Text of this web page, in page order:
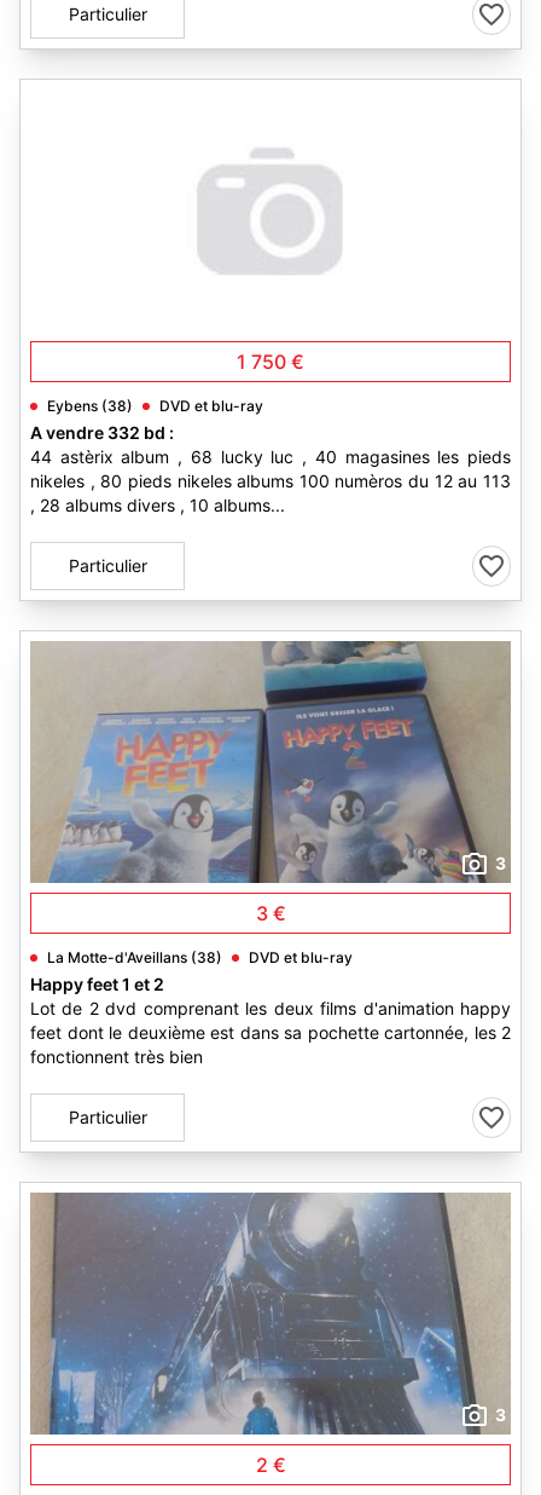
Particulier
1 750 €
Eybens (38) DVD et blu-ray
A vendre 332 bd :
44 astèrix album , 68 lucky luc , 40 magasines les pieds
nikeles , 80 pieds nikeles albums 100 numèros du 12 au 113
, 28 albums divers , 10 albums...
Particulier
3
3 €
La Motte-d'Aveillans (38) DVD et blu-ray
Happy feet 1 et 2
Lot de 2 dvd comprenant les deux films d'animation happy
feet dont le deuxième est dans sa pochette cartonnée, les 2
fonctionnent très bien
Particulier
3
2 €